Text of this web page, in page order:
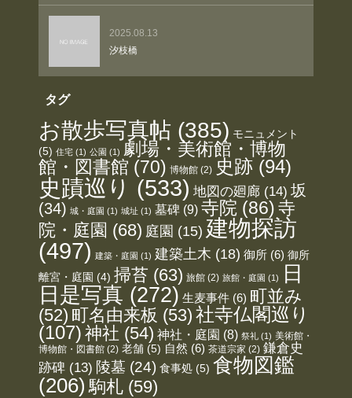
2025.08.13
汐枝橋
タグ
お散歩写真帖 (385) モニュメント
(5) 住宅 (1) 公園 (1) 劇場・美術館・博物
館・図書館 (70) 博物館 (2) 史跡 (94)
史蹟巡り (533) 地図の廻廊 (14) 坂
(34) 城・庭園 (1) 城址 (1) 墓碑 (9) 寺院 (86) 寺
院・庭園 (68) 庭園 (15) 建物探訪
(497) 建築・庭園 (1) 建築土木 (18) 御所 (6) 御所
離宮・庭園 (4) 掃苔 (63) 旅館 (2) 旅館・庭園 (1)
日
日是写真 (272) 生麦事件 (6) 町並み
(52) 町名由来板 (53) 社寺仏閣巡り
(107) 神社 (54) 神社・庭園 (8) 祭礼 (1) 美術館・
博物館・図書館 (2) 老舗 (5) 自然 (6) 茶道宗家 (2) 鎌倉史
跡碑 (13) 陵墓 (24) 食事処 (5) 食物図鑑
(206) 駒札 (59)